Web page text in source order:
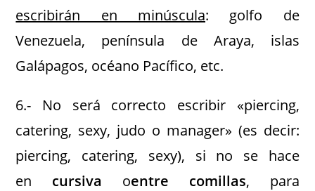
escribirán en minúscula: golfo de
Venezuela, península de Araya, islas
Galápagos, océano Pacífico, etc.
6.- No será correcto escribir «piercing,
catering, sexy, judo o manager» (es decir:
piercing, catering, sexy), si no se hace
en cursiva oentre comillas, para